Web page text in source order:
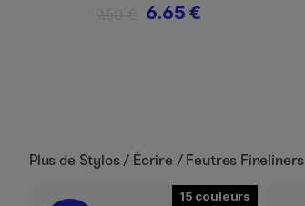
6.65 €
Plus de Stylos / Écrire / Feutres Fineliners
15